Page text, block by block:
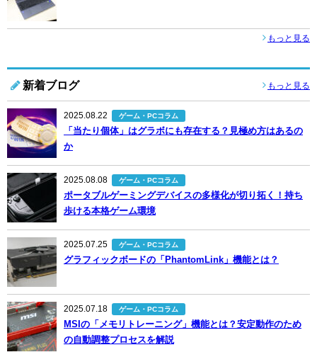
もっと見る
新着ブログ もっと見る
2025.08.22 ゲーム・PCコラム
「当たり個体」はグラボにも存在する？見極め方はあるの
か
2025.08.08 ゲーム・PCコラム
ポータブルゲーミングデバイスの多様化が切り拓く！持ち
歩ける本格ゲーム環境
2025.07.25 ゲーム・PCコラム
グラフィックボードの「PhantomLink」機能とは？
2025.07.18 ゲーム・PCコラム
MSIの「メモリトレーニング」機能とは？安定動作のため
の自動調整プロセスを解説